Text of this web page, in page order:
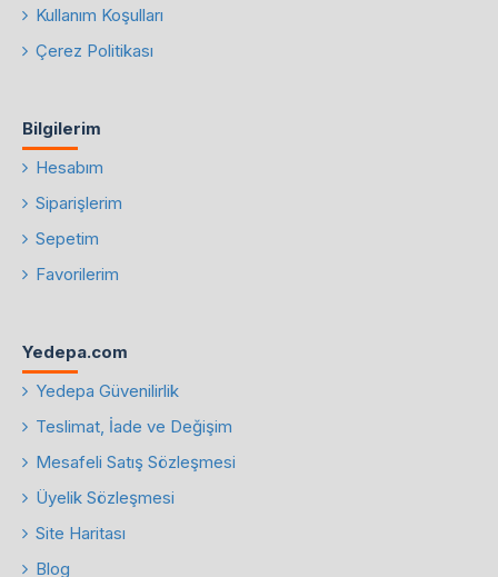
Kullanım Koşulları
Çerez Politikası
Bilgilerim
Hesabım
Siparişlerim
Sepetim
Favorilerim
Yedepa.com
Yedepa Güvenilirlik
Teslimat, İade ve Değişim
Mesafeli Satış Sözleşmesi
Üyelik Sözleşmesi
Site Haritası
Blog